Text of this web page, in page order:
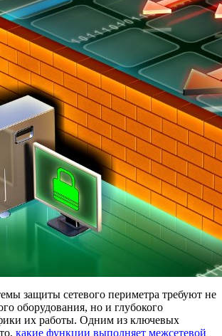
защиты сетевого периметра требуют не
оборудования, но и глубокого
их работы. Одним из ключевых
какие функции выполняет межсетевой